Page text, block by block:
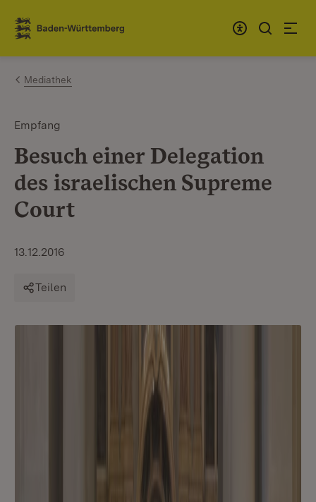
Zum Inhalt springen
Link zur Startseite
Mediathek
Empfang
Besuch einer Delegation
des israelischen Supreme
Court
13.12.2016
Teilen